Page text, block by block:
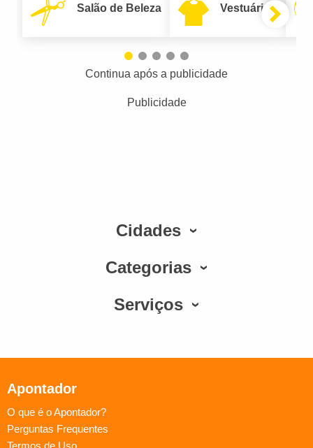
Salão de Beleza Vestuário
Continua após a publicidade
Publicidade
Cidades
Categorias
Serviços
Apontador
O que é o Apontador?
Perguntas Frequentes
Termos de Uso